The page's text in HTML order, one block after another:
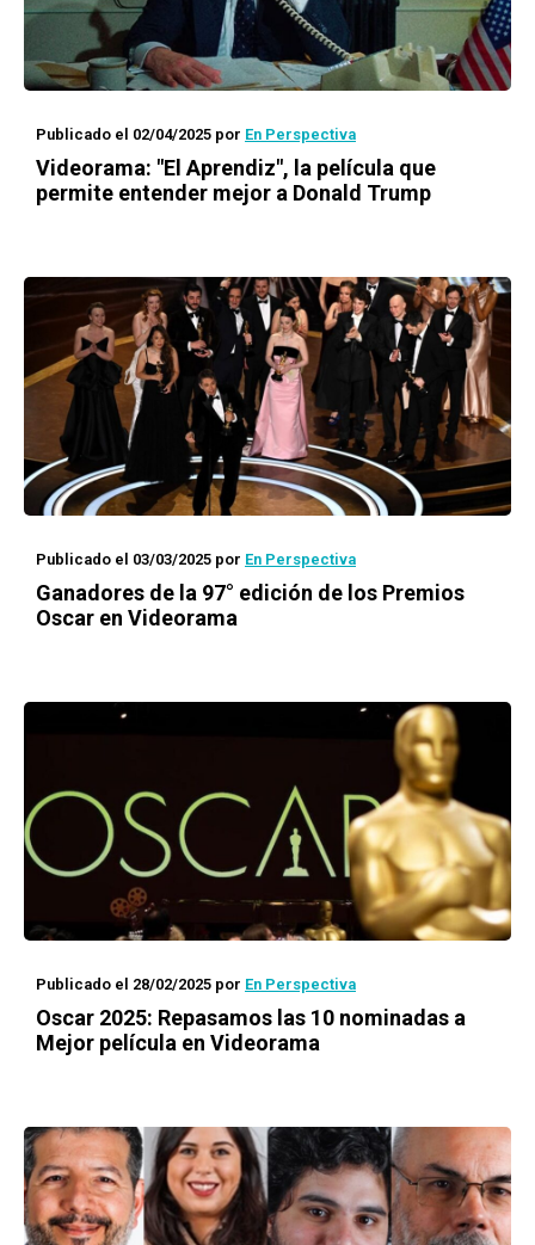
Publicado el 02/04/2025 por En Perspectiva
Videorama: "El Aprendiz", la película que
permite entender mejor a Donald Trump
Publicado el 03/03/2025 por En Perspectiva
Ganadores de la 97° edición de los Premios
Oscar en Videorama
Publicado el 28/02/2025 por En Perspectiva
Oscar 2025: Repasamos las 10 nominadas a
Mejor película en Videorama